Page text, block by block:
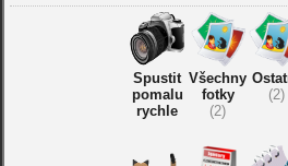
Spustit
pomalu
rychle
Všechny
fotky
(2)
(2)